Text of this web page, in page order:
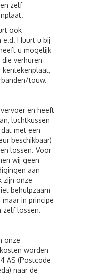
zelf
ook
e.d. Huurt u bij
u mogelijk
verhuren
touw.
en heeft
luchtkussen
met een
beschikbaar)
lossen. Voor
wij geen
aan
zijn onze
behulpzaam
in principe
zelf lossen.
onze
worden
AS (Postcode
naar de